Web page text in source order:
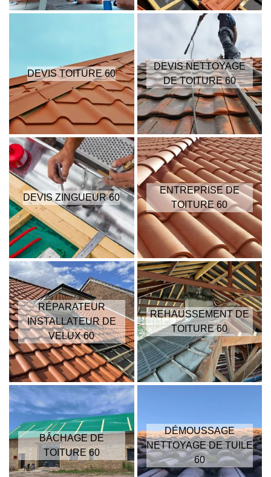
DEVIS TOITURE 60
DEVIS NETTOYAGE
DE TOITURE 60
DEVIS ZINGUEUR 60
ENTREPRISE DE
TOITURE 60
RÉPARATEUR
INSTALLATEUR DE
VELUX 60
REHAUSSEMENT DE
TOITURE 60
BÂCHAGE DE
TOITURE 60
DÉMOUSSAGE
NETTOYAGE DE TUILE
60